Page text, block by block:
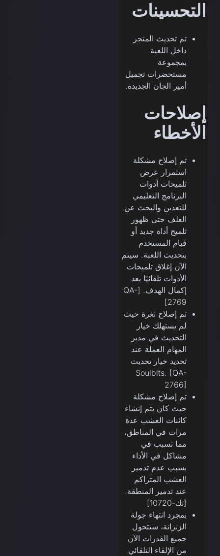
التحسينات
تم تحديث المتجر
داخل اللعبة
بمجموعة
مستحضرات تجميل
أمير الجان الجديدة.
إصلاحات
الأخطاء
تم إصلاح مشكلة
استمرار عرض
تلميحات أدوات
البرنامج التعليمي
للتعدين والبحث عن
العلف حتى ظهور
تلميح أداة جديد أو
قيام المستخدم
بتحديث اللعبة. سيتم
الآن إغلاق تلميحات
الأدوات تلقائيًا بعد
إكمال الهدف. [QA-
2769]
تم إصلاح ثغرة حيث
لم يستهلك خيار
التحديث في مدير
المهام العملة عند
تحديد خيار تحديث
Soulbits. [QA-
2766]
تم إصلاح مشكلة
حيث كان يتم إنشاء
كائنات العشب عدة
مرات في المناطق،
مما تسبب في
مشاكل في الأداء
بسبب عدم تدمير
العشب المتراكم
عند تدمير المنطقة.
[تك-10720]
بمجرد انتهاء جولة
الزنزانة، ستتحول
جميع القدرات الآن
من الإلقاء التلقائي